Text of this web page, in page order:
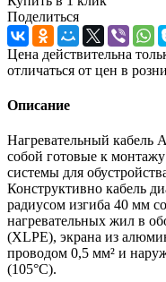
Поделиться
Цена действительна
отличаться от цен в
Описание
Нагревательный кабель
собой готовые к
системы для
Конструктивно кабель
радиусом изгиба 40 мм
нагревательных жил в
(XLPE), экрана из
проводом 0,5 мм² и
(105°C).